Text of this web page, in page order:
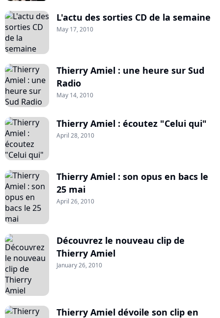
L'actu des sorties CD de la semaine
May 17, 2010
Thierry Amiel : une heure sur Sud
Radio
May 14, 2010
Thierry Amiel : écoutez "Celui qui"
April 28, 2010
Thierry Amiel : son opus en bacs le
25 mai
April 26, 2010
Découvrez le nouveau clip de
Thierry Amiel
January 26, 2010
Thierry Amiel dévoile son clip en